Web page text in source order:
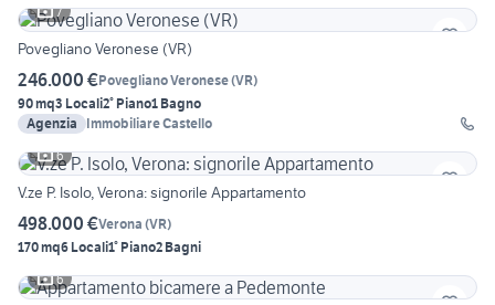
7
Povegliano Veronese (VR)
246.000 €Povegliano Veronese(VR)
90 mq3 Locali2° Piano1 Bagno
Agenzia
Immobiliare Castello
6
V.ze P. Isolo, Verona: signorile Appartamento
498.000 €Verona (VR)
170 mq6 Locali1° Piano2 Bagni
6